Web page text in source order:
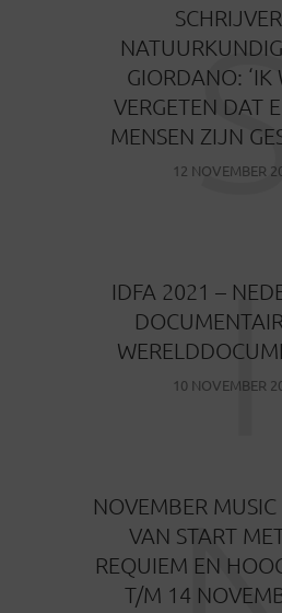
GIORDANO: ‘IK
VERGETEN DAT
MENSEN ZIJN
12 NOVEMBER
IDFA 2021 –
10 NOVEMBER
I
NOVEMBER MUSIC
VAN START
REQUIEM EN
T/M 14